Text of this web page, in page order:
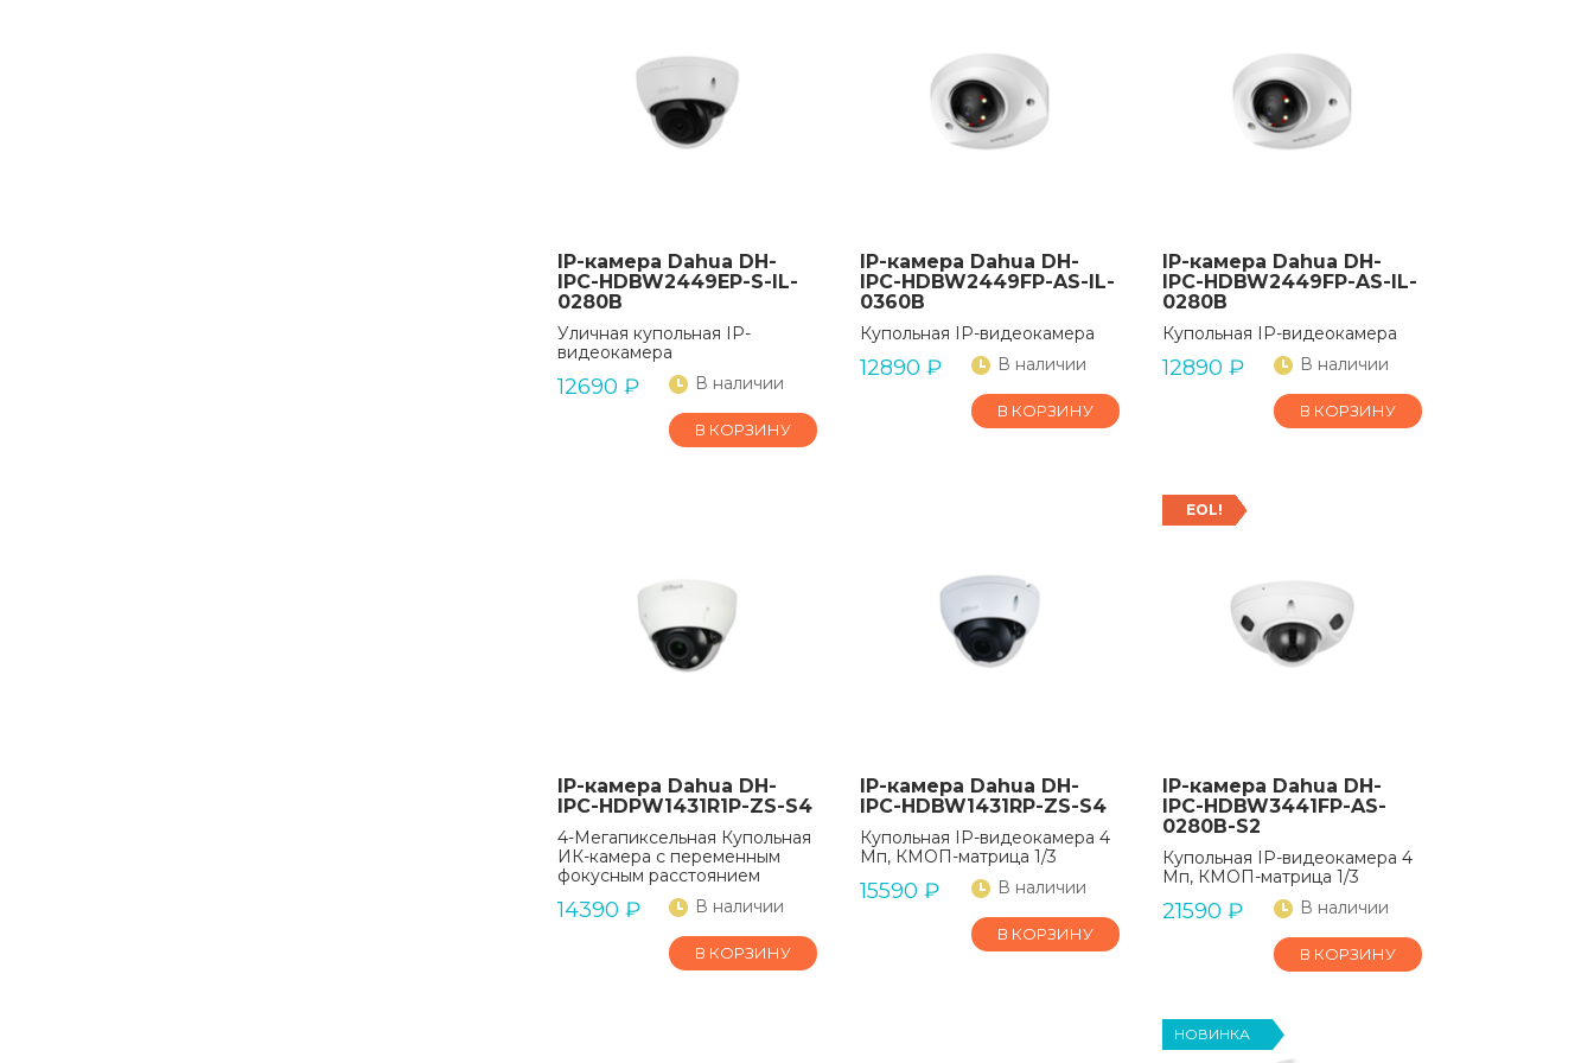
IP-камера Dahua DH-
IPC-HDBW2449EP-S-IL-
0280B
Уличная купольная IP-
видеокамера
12690 ₽ В наличии
В КОРЗИНУ
IP-камера Dahua DH-
IPC-HDBW2449FP-AS-IL-
0360B
Купольная IP-видеокамера
12890 ₽ В наличии
В КОРЗИНУ
IP-камера Dahua DH-
IPC-HDBW2449FP-AS-IL-
0280B
Купольная IP-видеокамера
12890 ₽ В наличии
В КОРЗИНУ
IP-камера Dahua DH-
IPC-HDPW1431R1P-ZS-S4
4-Мегапиксельная Купольная
ИК-камера с переменным
фокусным расстоянием
14390 ₽ В наличии
В КОРЗИНУ
IP-камера Dahua DH-
IPC-HDBW1431RP-ZS-S4
Купольная IP-видеокамера 4
Мп, КМОП-матрица 1/3
15590 ₽ В наличии
В КОРЗИНУ
EOL!
IP-камера Dahua DH-
IPC-HDBW3441FP-AS-
0280B-S2
Купольная IP-видеокамера 4
Мп, КМОП-матрица 1/3
21590 ₽ В наличии
В КОРЗИНУ
НОВИНКА